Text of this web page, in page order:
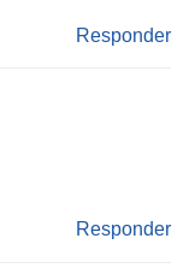
Responder
Responder